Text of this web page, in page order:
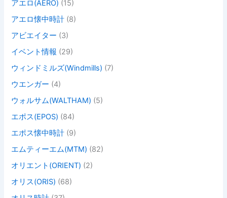
アエロ(AERO) (15)
アエロ懐中時計 (8)
アビエイター (3)
イベント情報 (29)
ウィンドミルズ(Windmills) (7)
ウエンガー (4)
ウォルサム(WALTHAM) (5)
エポス(EPOS) (84)
エポス懐中時計 (9)
エムティーエム(MTM) (82)
オリエント(ORIENT) (2)
オリス(ORIS) (68)